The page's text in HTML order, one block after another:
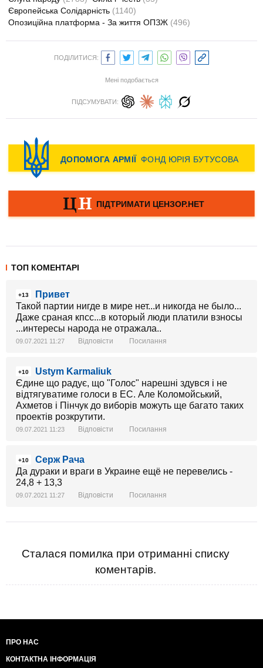
Європейська Солідарність (1140)
Опозиційна платформа - За життя ОПЗЖ (496)
ПОДІЛИТИСЯ:
Мені подобається
ПІДСУМУВАТИ:
ТОП КОМЕНТАРІ
+13
Привет
Такой партии нигде в мире нет...и никогда не было...
Даже сраная кпсс...в который люди платили взносы
...интересы народа не отражала..
09.07.2021 11:27 Відповісти Посилання
+10
Ustym Karmaliuk
Єдине що радує, що "Голос" нарешні здувся і не
відтягуватиме голоси в ЕС. Але Коломойський,
Ахметов і Пінчук до виборів можуть ще багато таких
проектів розкрутити.
09.07.2021 11:23 Відповісти Посилання
+10
Серж Рача
Да дураки и враги в Украине ещё не перевелись -
24,8 + 13,3
09.07.2021 11:27 Відповісти Посилання
Сталася помилка при отриманні списку
коментарів.
ПРО НАС
КОНТАКТНА ІНФОРМАЦІЯ